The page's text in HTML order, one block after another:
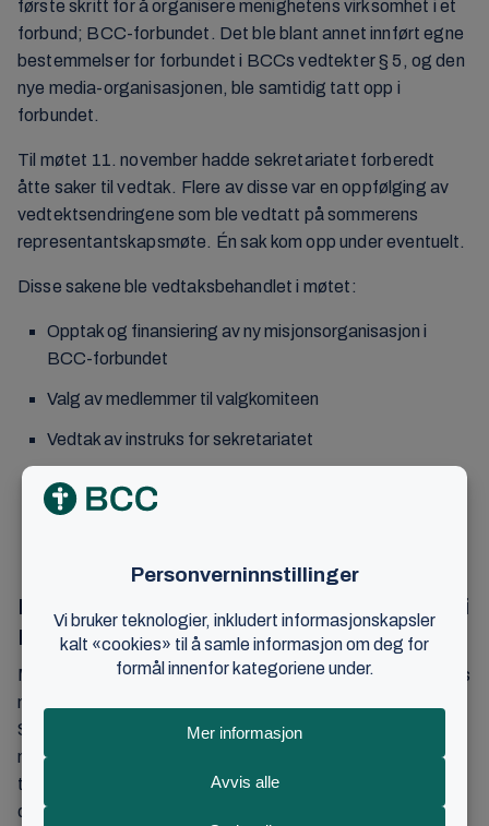
første skritt for å organisere menighetens virksomhet i et
forbund; BCC-forbundet. Det ble blant annet innført egne
bestemmelser for forbundet i BCCs vedtekter § 5, og den
nye media-organisasjonen, ble samtidig tatt opp i
forbundet.
Til møtet 11. november hadde sekretariatet forberedt
åtte saker til vedtak. Flere av disse var en oppfølging av
vedtektsendringene som ble vedtatt på sommerens
representantskapsmøte. Én sak kom opp under eventuelt.
Disse sakene ble vedtaksbehandlet i møtet:
Opptak og finansiering av ny misjonsorganisasjon i
BCC-forbundet
Valg av medlemmer til valgkomiteen
Vedtak av instruks for sekretariatet
Valg av styre og revisor til den nye mediestiftelsen
Søknad om medlemskap for BCC i Norges Kristne Råd
Ny organisering av misjonsvirksomheten i
BCC-forbundet
Misjon har en naturlig plass i BCC-forbundet. Menighetens
misjonshistorie går langt tilbake i tid, fra Johan Oscar
Smiths virke langs norskekysten og i Danmark, til
misjonsvirksomheten i Tyskland på 1950-tallet, og videre
til dagens situasjon hvor menigheten har utbredelse i alle
deler av verden.